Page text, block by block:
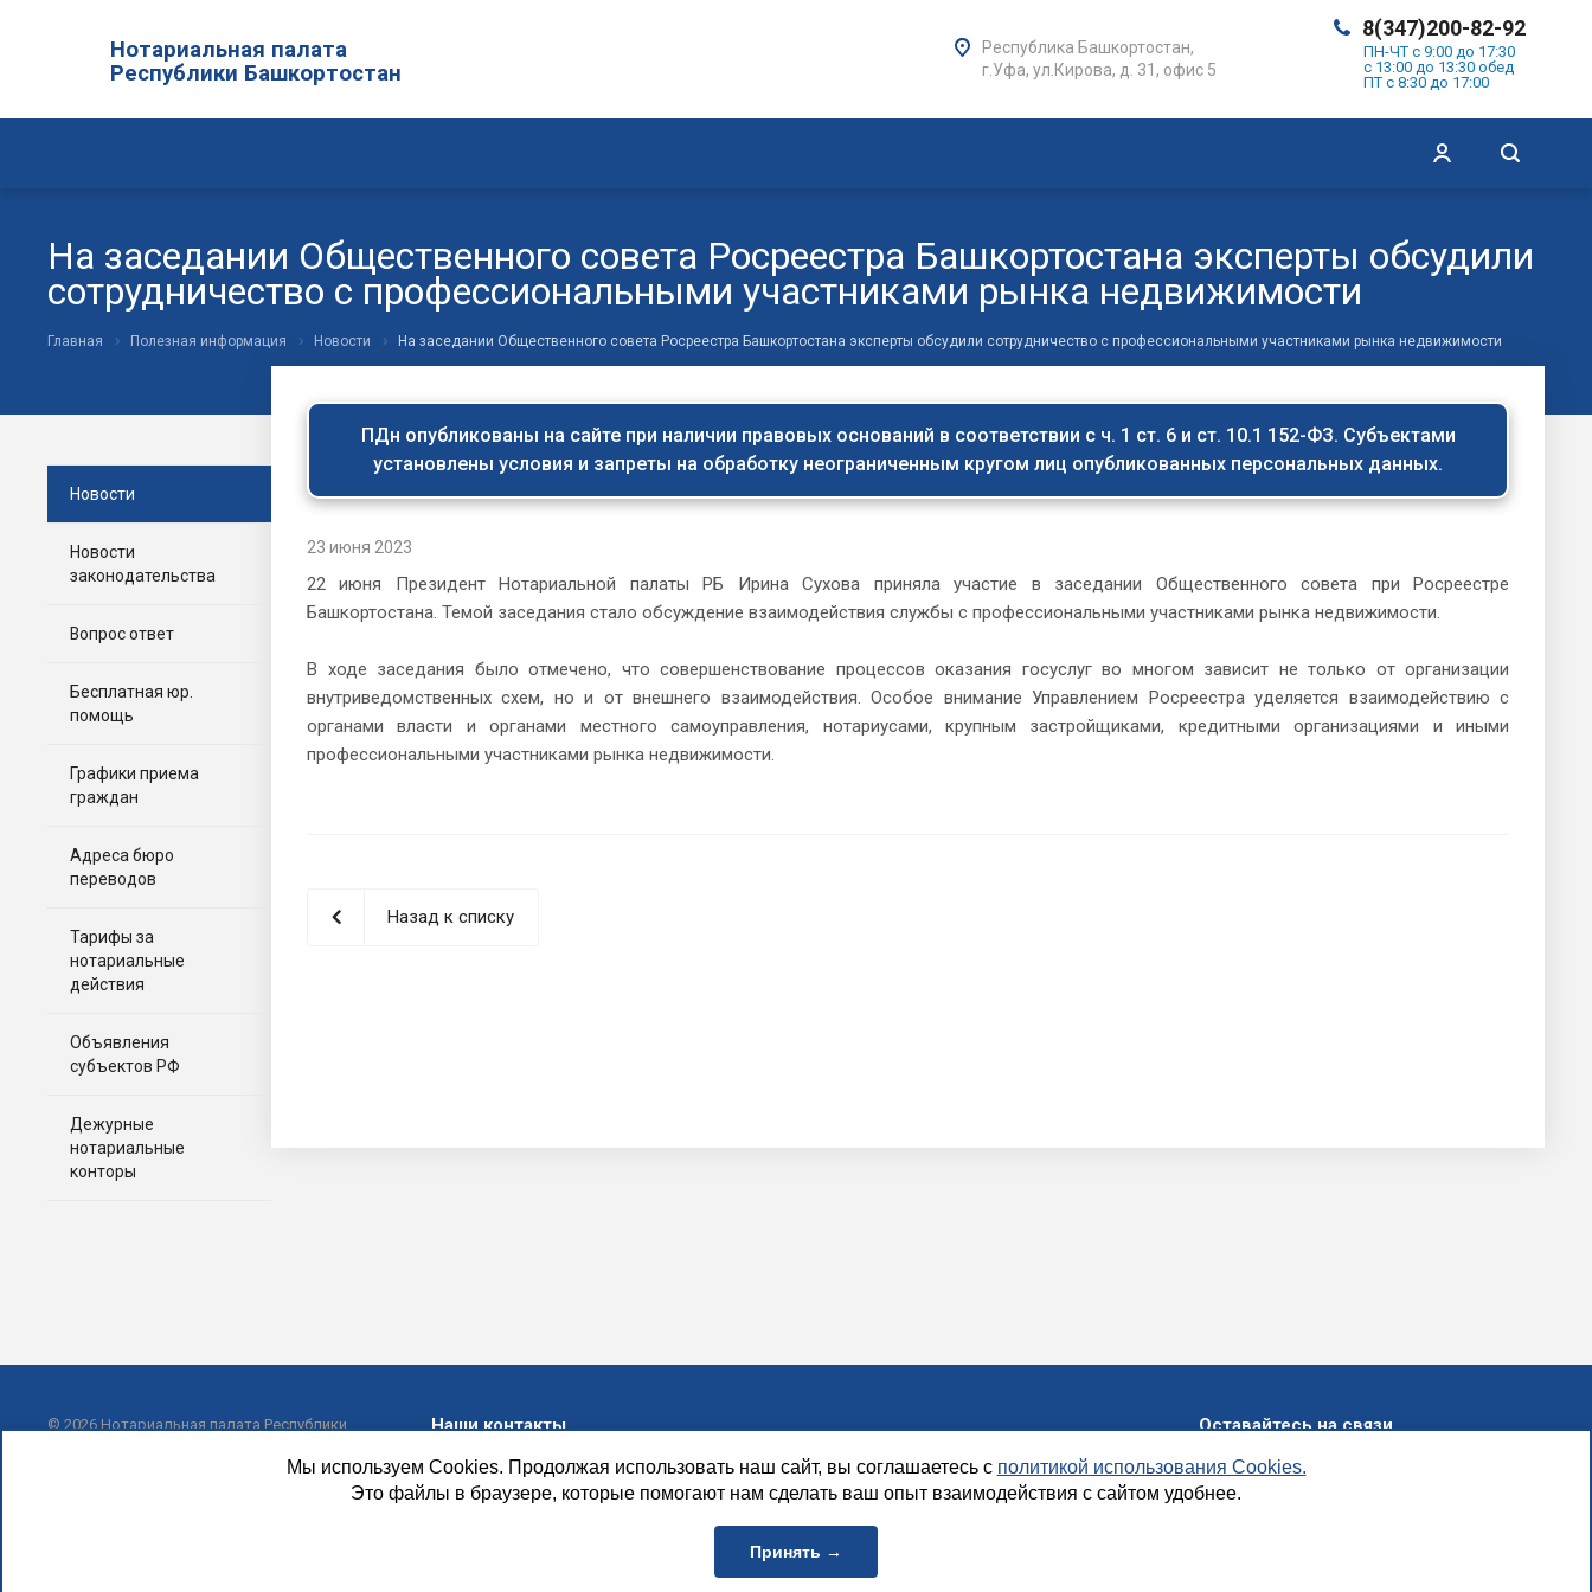
Нотариальная палата
Республики Башкортостан
8(347)200-82-92
ПН-ЧТ с 9:00 до 17:30
с 13:00 до 13:30 обед
ПТ с 8:30 до 17:00
Республика Башкортостан,
г.Уфа, ул.Кирова, д. 31, офис 5
На заседании Общественного совета Росреестра Башкортостана эксперты обсудили
сотрудничество с профессиональными участниками рынка недвижимости
Главная Полезная информация Новости На заседании Общественного совета Росреестра Башкортостана эксперты обсудили сотрудничество с профессиональными участниками рынка недвижимости
Новости
Новости
законодательства
Вопрос ответ
Бесплатная юр.
помощь
Графики приема
граждан
Адреса бюро
переводов
Тарифы за
нотариальные
действия
Объявления
субъектов РФ
Дежурные
нотариальные
конторы
ПДн опубликованы на сайте при наличии правовых оснований в соответствии с ч. 1 ст. 6 и ст. 10.1 152-ФЗ. Субъектами
установлены условия и запреты на обработку неограниченным кругом лиц опубликованных персональных данных.
23 июня 2023
22 июня Президент Нотариальной палаты РБ Ирина Сухова приняла участие в заседании Общественного совета при Росреестре
Башкортостана. Темой заседания стало обсуждение взаимодействия службы с профессиональными участниками рынка недвижимости.
В ходе заседания было отмечено, что совершенствование процессов оказания госуслуг во многом зависит не только от организации
внутриведомственных схем, но и от внешнего взаимодействия. Особое внимание Управлением Росреестра уделяется взаимодействию с
органами власти и органами местного самоуправления, нотариусами, крупным застройщиками, кредитными организациями и иными
профессиональными участниками рынка недвижимости.
Назад к списку
© 2026 Нотариальная палата Республики
Наши контакты
8(347)200-82-92
Республика Башкортостан, г.Уфа,
ул.Кирова, д. 31, офис 5
Оставайтесь на связи
Мы используем Cookies. Продолжая использовать наш сайт, вы соглашаетесь с политикой использования Cookies.
Это файлы в браузере, которые помогают нам сделать ваш опыт взаимодействия с сайтом удобнее.
Принять →